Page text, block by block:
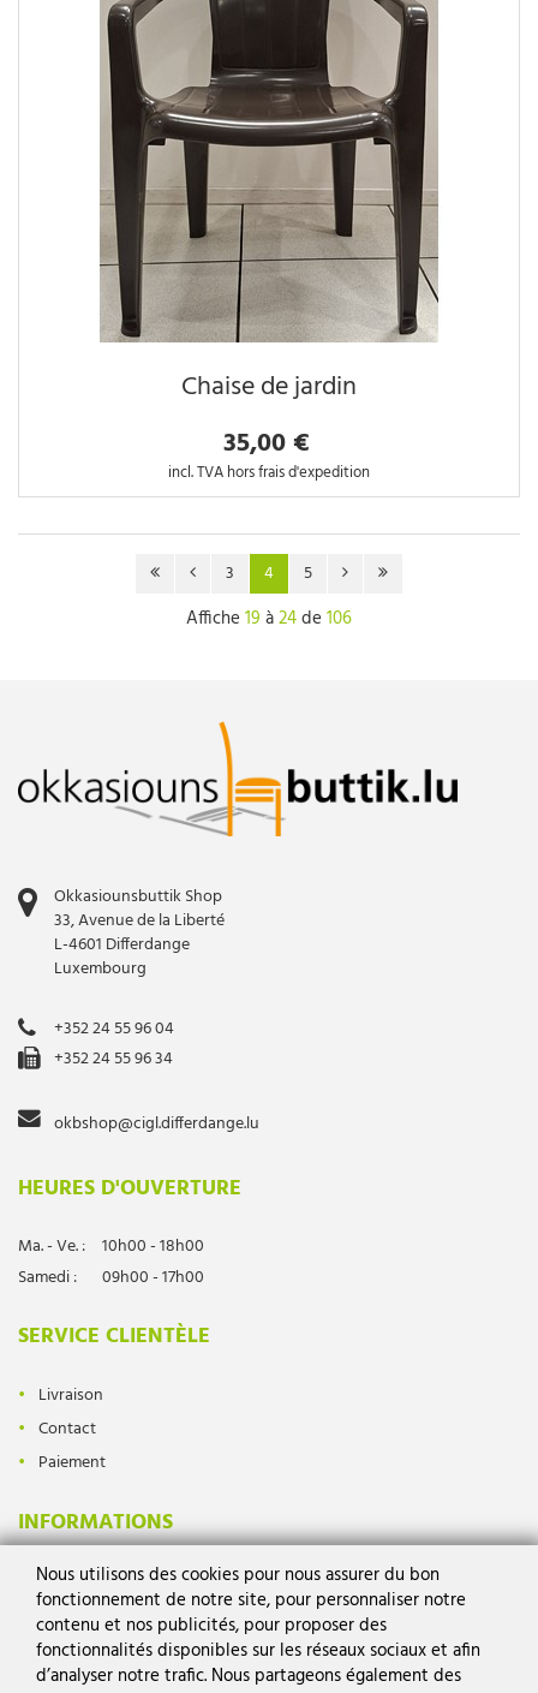
Nous utilisons des cookies pour nous assurer du bon
fonctionnement de notre site, pour personnaliser notre
contenu et nos publicités, pour proposer des
fonctionnalités disponibles sur les réseaux sociaux et afin
d’analyser notre trafic. Nous partageons également des
Chaise de jardin
35,00 €
incl. TVA hors frais d'expedition
3 4 5
Affiche 19 à24de 106
Okkasiounsbuttik Shop
33, Avenue de la Liberté
L-4601 Differdange
Luxembourg
+352 24 55 96 04
+352 24 55 96 34
okbshop@cigl.differdange.lu
HEURES D'OUVERTURE
Ma. - Ve. :
10h00 - 18h00
Samedi :
09h00 - 17h00
SERVICE CLIENTÈLE
Livraison
Contact
Paiement
INFORMATIONS
Protection des données
Mentions légales
Conditions générales
Droit de rétractation